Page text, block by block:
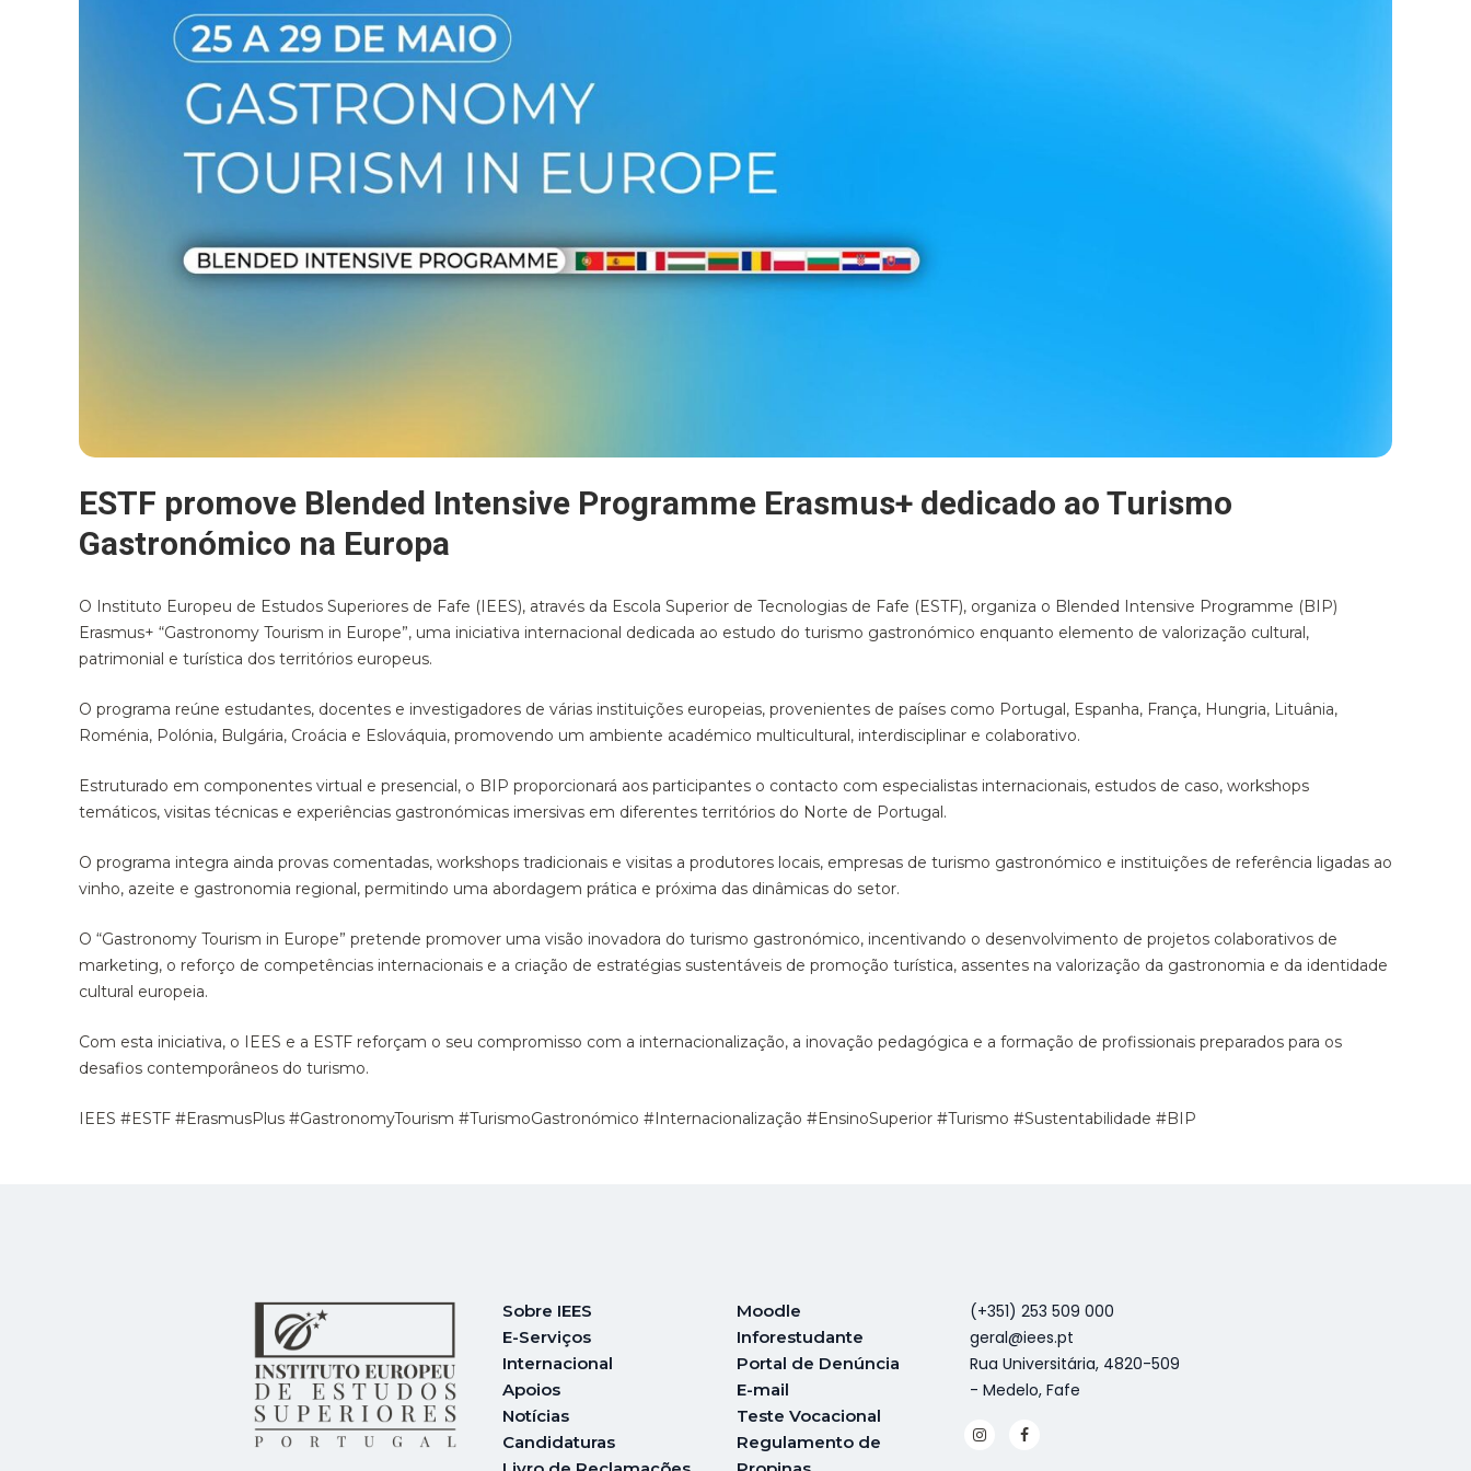
ESTF promove Blended Intensive Programme Erasmus+ dedicado ao Turismo
Gastronómico na Europa
O Instituto Europeu de Estudos Superiores de Fafe (IEES), através da Escola Superior de Tecnologias de Fafe (ESTF), organiza o Blended Intensive Programme (BIP)
Erasmus+ “Gastronomy Tourism in Europe”, uma iniciativa internacional dedicada ao estudo do turismo gastronómico enquanto elemento de valorização cultural,
patrimonial e turística dos territórios europeus.
O programa reúne estudantes, docentes e investigadores de várias instituições europeias, provenientes de países como Portugal, Espanha, França, Hungria, Lituânia,
Roménia, Polónia, Bulgária, Croácia e Eslováquia, promovendo um ambiente académico multicultural, interdisciplinar e colaborativo.
Estruturado em componentes virtual e presencial, o BIP proporcionará aos participantes o contacto com especialistas internacionais, estudos de caso, workshops
temáticos, visitas técnicas e experiências gastronómicas imersivas em diferentes territórios do Norte de Portugal.
O programa integra ainda provas comentadas, workshops tradicionais e visitas a produtores locais, empresas de turismo gastronómico e instituições de referência ligadas ao
vinho, azeite e gastronomia regional, permitindo uma abordagem prática e próxima das dinâmicas do setor.
O “Gastronomy Tourism in Europe” pretende promover uma visão inovadora do turismo gastronómico, incentivando o desenvolvimento de projetos colaborativos de
marketing, o reforço de competências internacionais e a criação de estratégias sustentáveis de promoção turística, assentes na valorização da gastronomia e da identidade
cultural europeia.
Com esta iniciativa, o IEES e a ESTF reforçam o seu compromisso com a internacionalização, a inovação pedagógica e a formação de profissionais preparados para os
desafios contemporâneos do turismo.
IEES #ESTF #ErasmusPlus #GastronomyTourism #TurismoGastronómico #Internacionalização #EnsinoSuperior #Turismo #Sustentabilidade #BIP
Sobre IEES
E-Serviços
Internacional
Apoios
Notícias
Candidaturas
Moodle
Inforestudante
Portal de Denúncia
E-mail
Teste Vocacional
Regulamento de
(+351) 253 509 000
geral@iees.pt
Rua Universitária, 4820-509
- Medelo, Fafe